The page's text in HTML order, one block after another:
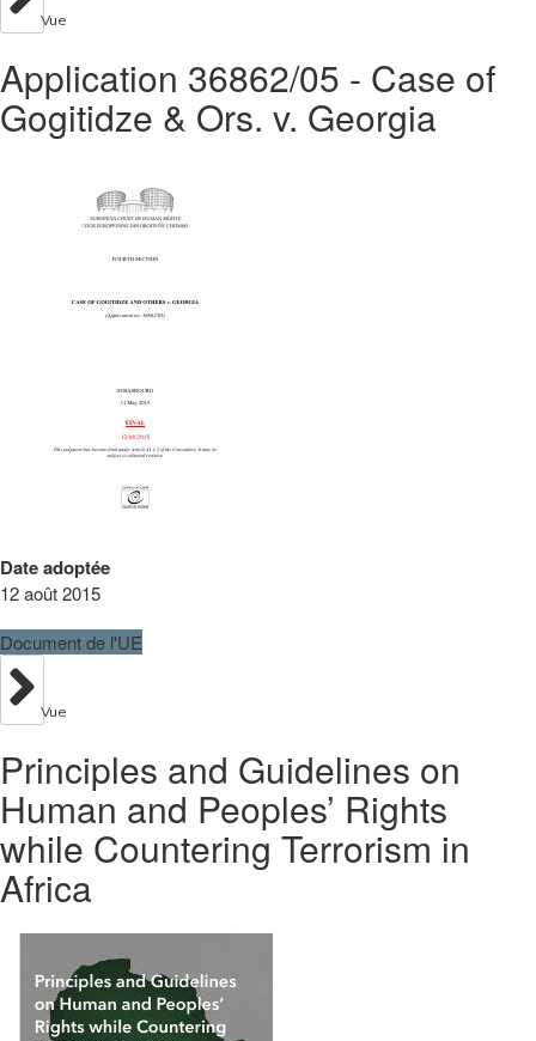
Vue
Application 36862/05 - Case of
Gogitidze & Ors. v. Georgia
Date adoptée
12 août 2015
Document de l'UE
Vue
Principles and Guidelines on
Human and Peoples’ Rights
while Countering Terrorism in
Africa